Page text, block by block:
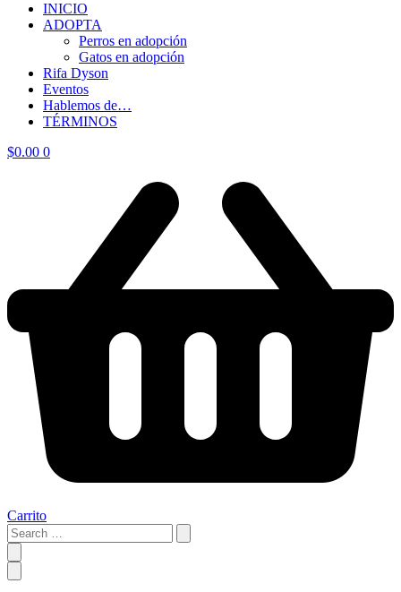
INICIO
ADOPTA
Perros en adopción
Gatos en adopción
Rifa Dyson
Eventos
Hablemos de…
TÉRMINOS
$0.00 0
Carrito
Search
…